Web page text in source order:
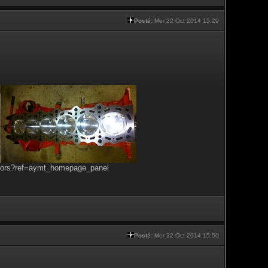
Posté: Mer 22 Oct 2014 15:29
Posté: Mer 22 Oct 2014 15:50